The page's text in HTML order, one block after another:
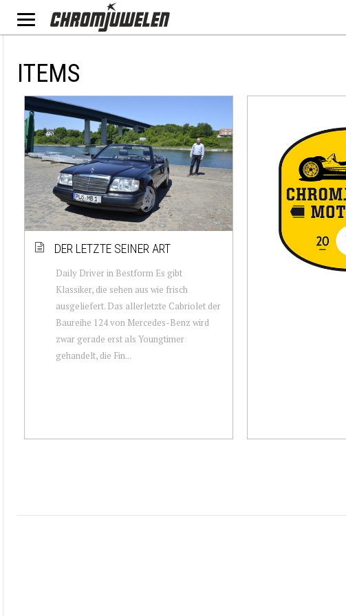
ITEMS
DER LETZTE SEINER ART
Daily Driver in Bestform Es gibt
Klassiker, die sehen aus wie frisch
ausgeliefert. Das allerletzte Cabriolet der
Baureihe 124 von Mercedes-Benz wird
zwar gerade erst als Youngtimer
gehandelt, die Fin...